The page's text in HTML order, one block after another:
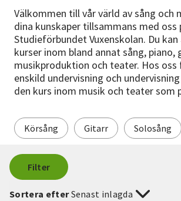
Avdelningar
Lyssna
Välkommen till vår värld av sång och
dina kunskaper tillsammans med oss
Studieförbundet Vuxenskolan. Du
kurser inom bland annat sång, piano,
musikproduktion och teater. Hos oss
enskild undervisning och
den kurs inom musik och teater som
Körsång Gitarr Solosång
Filter
Sortera efterSenast inlagda